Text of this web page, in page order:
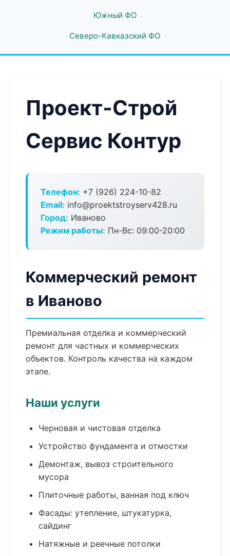
Южный ФО
Северо-Кавказский ФО
Проект-Строй
Сервис Контур
Телефон: +7 (926) 224-10-82
Email: info@proektstroyserv428.ru
Город: Иваново
Режим работы: Пн-Вс: 09:00-20:00
Коммерческий ремонт
в Иваново
Премиальная отделка и коммерческий
ремонт для частных и коммерческих
объектов. Контроль качества на каждом
этапе.
Наши услуги
Черновая и чистовая отделка
Устройство фундамента и отмостки
Демонтаж, вывоз строительного
мусора
Плиточные работы, ванная под ключ
Фасады: утепление, штукатурка,
сайдинг
Натяжные и реечные потолки